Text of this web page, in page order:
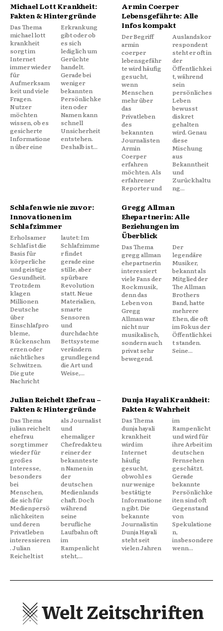
Michael Lott Krankheit:
Fakten & Hintergründe
Das Thema
michael lott
krankheit
sorgt im
Internet
immer wieder
für
Aufmerksam
keit und viele
Fragen.
Nutzer
möchten
wissen, ob es
gesicherte
Informatione
n über eine
Erkrankung
gibt oder ob
es sich
lediglich um
Gerüchte
handelt.
Gerade bei
weniger
bekannten
Persönlichke
iten oder
Namen kann
schnell
Unsicherheit
entstehen.
Deshalb ist...
Armin Coerper
Lebensgefährte: Alle
Infos kompakt
Der Begriff
armin
coerper
lebensgefähr
te wird häufig
gesucht,
wenn
Menschen
mehr über
das
Privatleben
des
bekannten
Journalisten
Armin
Coerper
erfahren
möchten. Als
erfahrener
Reporter und
Auslandskor
respondent
steht er oft in
der
Öffentlichkei
t, während
sein
persönliches
Leben
bewusst
diskret
gehalten
wird. Genau
diese
Mischung
aus
Bekanntheit
und
Zurückhaltu
ng...
Schlafen wie nie zuvor:
Innovationen im
Schlafzimmer
Erholsamer
Schlaf ist die
Basis für
körperliche
und geistige
Gesundheit.
Trotzdem
klagen
Millionen
Deutsche
über
Einschlafpro
bleme,
Rückenschm
erzen oder
nächtliches
Schwitzen.
Die gute
Nachricht
lautet: Im
Schlafzimme
r findet
gerade eine
stille, aber
spürbare
Revolution
statt. Neue
Materialien,
smarte
Sensoren
und
durchdachte
Bettsysteme
verändern
grundlegend
die Art und
Weise,...
Gregg Allman
Ehepartnerin: Alle
Beziehungen im
Überblick
Das Thema
gregg allman
ehepartnerin
interessiert
viele Fans der
Rockmusik,
denn das
Leben von
Gregg
Allman war
nicht nur
musikalisch,
sondern auch
privat sehr
bewegend.
Der
legendäre
Musiker,
bekannt als
Mitglied der
The Allman
Brothers
Band, hatte
mehrere
Ehen, die oft
im Fokus der
Öffentlichkei
t standen.
Seine...
Julian Reichelt Ehefrau –
Fakten & Hintergründe
Das Thema
julian reichelt
ehefrau
sorgt immer
wieder für
großes
Interesse,
besonders
bei
Menschen,
die sich für
Medienpersö
nlichkeiten
und deren
Privatleben
interessieren
. Julian
Reichelt ist
als Journalist
und
ehemaliger
Chefredakteu
r einer der
bekannteste
n Namen in
der
deutschen
Medienlands
chaft. Doch
während
seine
berufliche
Laufbahn oft
im
Rampenlicht
steht,...
Dunja Hayali Krankheit:
Fakten & Wahrheit
Das Thema
dunja hayali
krankheit
wird im
Internet
häufig
gesucht,
obwohl es
nur wenige
bestätigte
Informatione
n gibt. Die
bekannte
Journalistin
Dunja Hayali
steht seit
vielen Jahren
im
Rampenlicht
und wird für
ihre Arbeit im
deutschen
Fernsehen
geschätzt.
Gerade
bekannte
Persönlichke
iten sind oft
Gegenstand
von
Spekulatione
n,
insbesondere
wenn...
Welt Zeitschriften